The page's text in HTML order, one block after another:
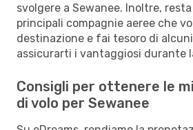
svolgere a Sewanee. Inoltre,
principali compagnie aeree che
destinazione e fai tesoro di
assicurarti i vantaggiosi durante
Consigli per ottenere le
di volo per Sewanee